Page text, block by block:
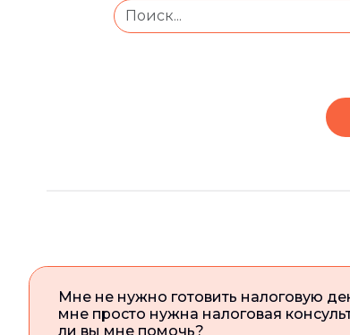
Мне не нужно готовить налоговую
мне просто нужна налоговая
ли вы мне помочь?